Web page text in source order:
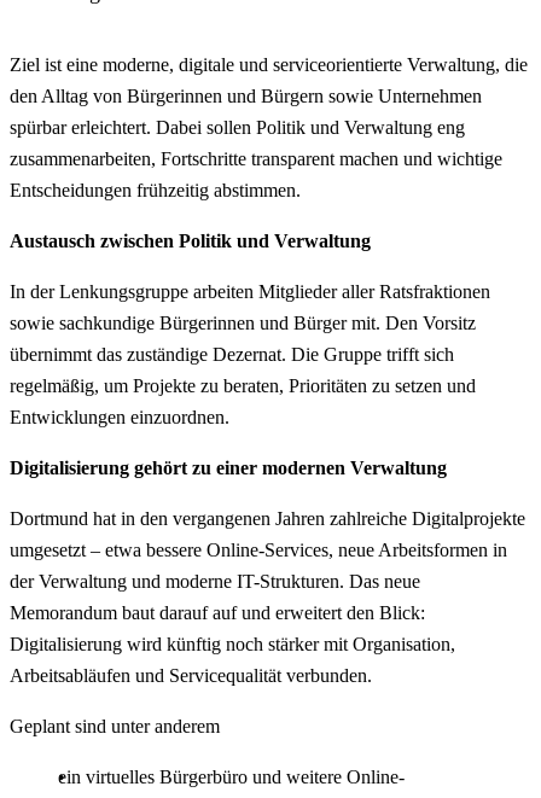
Ziel ist eine moderne, digitale und serviceorientierte Verwaltung, die
den Alltag von Bürgerinnen und Bürgern sowie Unternehmen
spürbar erleichtert. Dabei sollen Politik und Verwaltung eng
zusammenarbeiten, Fortschritte transparent machen und wichtige
Entscheidungen frühzeitig abstimmen.
Austausch zwischen Politik und Verwaltung
In der Lenkungsgruppe arbeiten Mitglieder aller Ratsfraktionen
sowie sachkundige Bürgerinnen und Bürger mit. Den Vorsitz
übernimmt das zuständige Dezernat. Die Gruppe trifft sich
regelmäßig, um Projekte zu beraten, Prioritäten zu setzen und
Entwicklungen einzuordnen.
Digitalisierung gehört zu einer modernen Verwaltung
Dortmund hat in den vergangenen Jahren zahlreiche Digitalprojekte
umgesetzt – etwa bessere Online-Services, neue Arbeitsformen in
der Verwaltung und moderne IT-Strukturen. Das neue
Memorandum baut darauf auf und erweitert den Blick:
Digitalisierung wird künftig noch stärker mit Organisation,
Arbeitsabläufen und Servicequalität verbunden.
Geplant sind unter anderem
ein virtuelles Bürgerbüro und weitere Online-